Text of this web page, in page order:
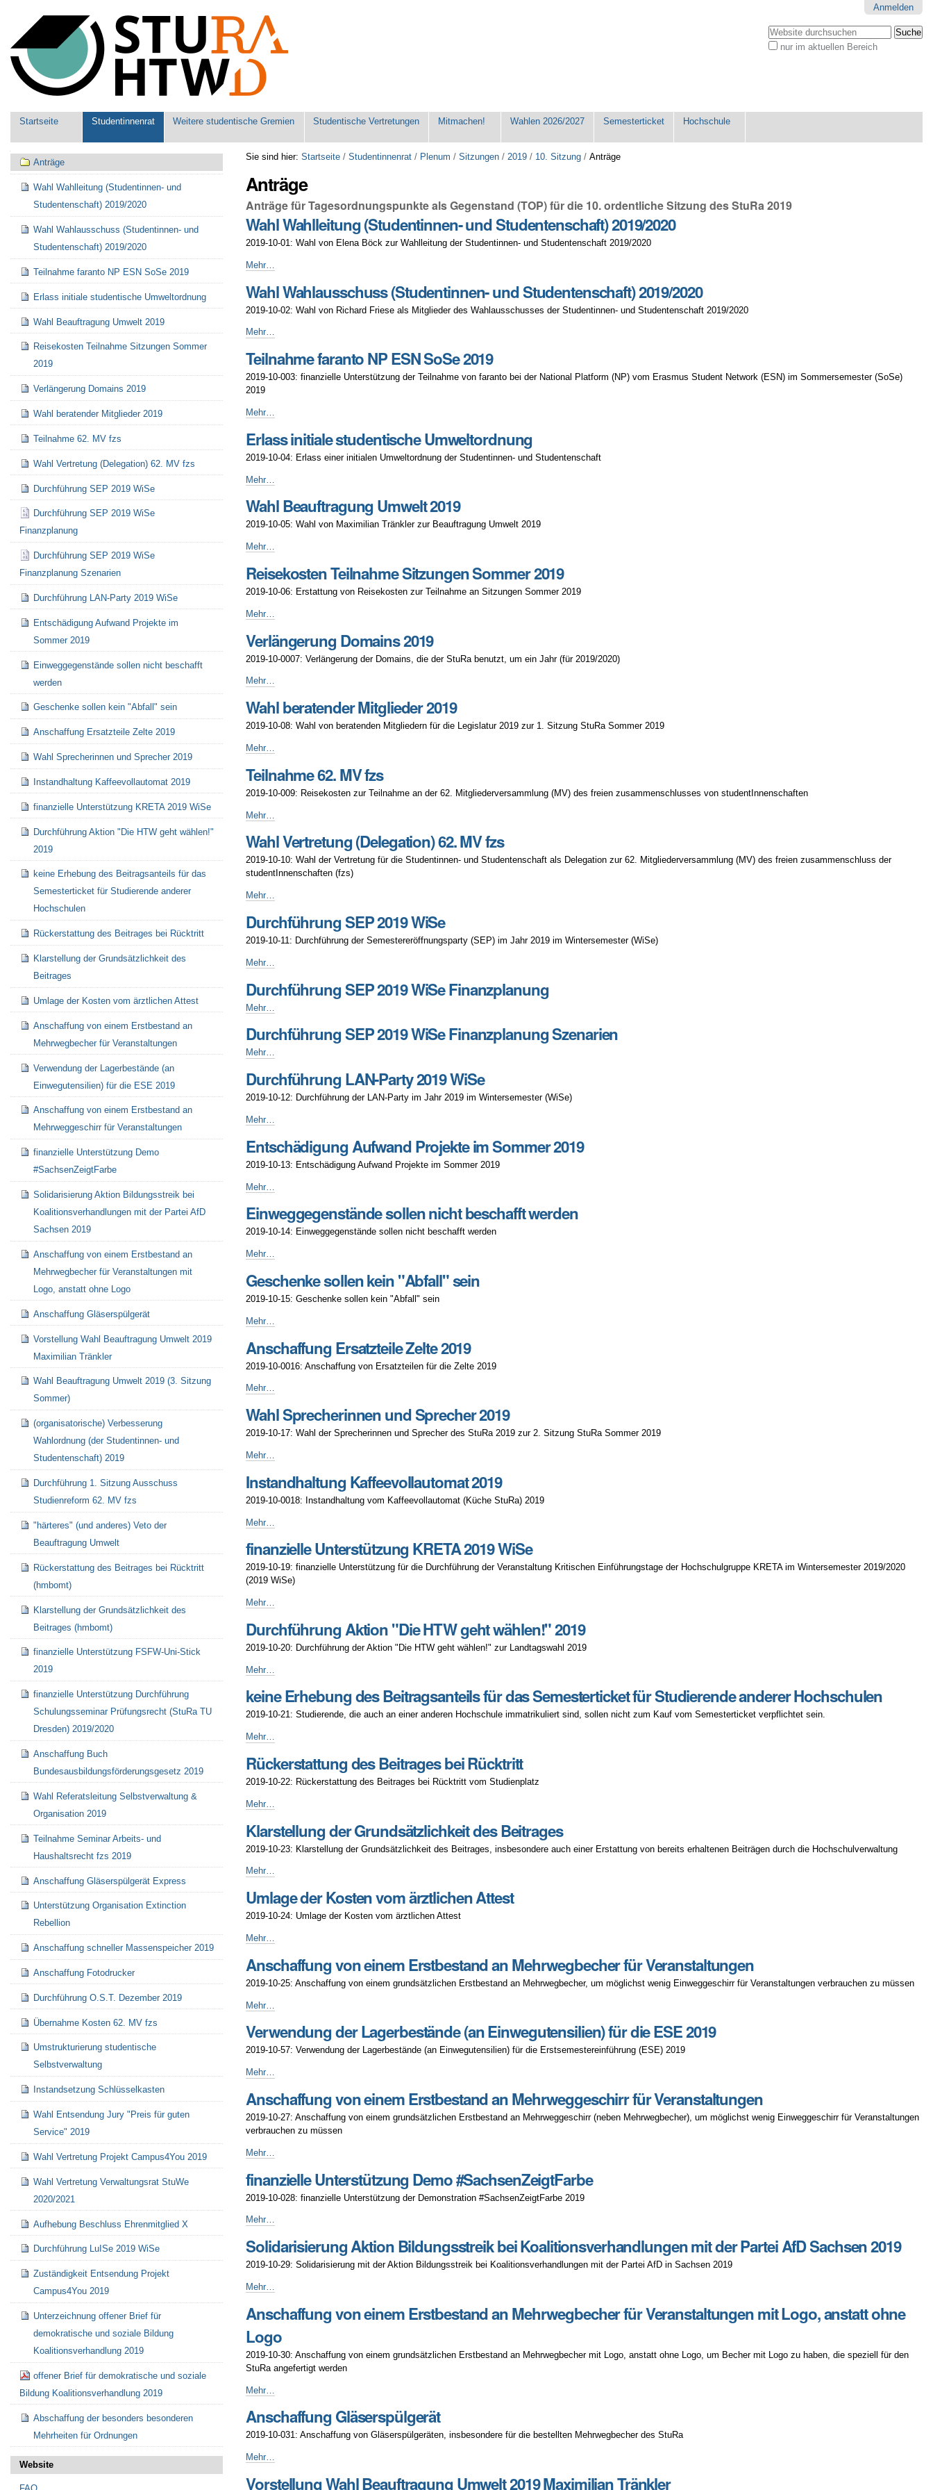
Werkzeuge
Anmelden
Website durchsuchen
nur im aktuellen Bereich
Sektionen
Startseite Studentinnenrat Weitere studentische Gremien Studentische Vertretungen Mitmachen! Wahlen 2026/2027 Semesterticket Hochschule
Sie sind hier: Startseite /Studentinnenrat / Plenum /Sitzungen /2019 / 10. Sitzung /Anträge
Anträge
Anträge für Tagesordnungspunkte als Gegenstand (TOP) für die 10. ordentliche Sitzung des StuRa 2019
Wahl Wahlleitung (Studentinnen- und Studentenschaft) 2019/2020
2019-10-01: Wahl von Elena Böck zur Wahlleitung der Studentinnen- und Studentenschaft 2019/2020
Wahl
(Studentinnen-
Studentenschaft)
2019/2020
Mehr…
Wahl Wahlausschuss (Studentinnen- und Studentenschaft) 2019/2020
2019-10-02: Wahl von Richard Friese als Mitglieder des Wahlausschusses der Studentinnen- und Studentenschaft 2019/2020
Wahl
(Studentinnen-
und
Studentenschaft)
-
Mehr…
Teilnahme faranto NP ESN SoSe 2019
2019-10-003: finanzielle Unterstützung der Teilnahme von faranto bei der National Platform (NP) vom Erasmus Student Network (ESN) im Sommersemester (SoSe)
2019
Teilnahme
NP
SoSe
2019
Mehr…
Erlass initiale studentische Umweltordnung
2019-10-04: Erlass einer initialen Umweltordnung der Studentinnen- und Studentenschaft
Erlass
studentische
Umweltordnung
Mehr…
Wahl Beauftragung Umwelt 2019
2019-10-05: Wahl von Maximilian Tränkler zur Beauftragung Umwelt 2019
Wahl
Umwelt
Mehr…
Reisekosten Teilnahme Sitzungen Sommer 2019
2019-10-06: Erstattung von Reisekosten zur Teilnahme an Sitzungen Sommer 2019
Reisekosten
Sitzungen
2019
-
Mehr…
Verlängerung Domains 2019
2019-10-0007: Verlängerung der Domains, die der StuRa benutzt, um ein Jahr (für 2019/2020)
Verlängerung
2019
-
Mehr…
Wahl beratender Mitglieder 2019
2019-10-08: Wahl von beratenden Mitgliedern für die Legislatur 2019 zur 1. Sitzung StuRa Sommer 2019
Wahl
Mitglieder
-
Mehr…
Teilnahme 62. MV fzs
2019-10-009: Reisekosten zur Teilnahme an der 62. Mitgliederversammlung (MV) des freien zusammenschlusses von studentInnenschaften
Teilnahme
MV
fzs
Mehr…
Wahl Vertretung (Delegation) 62. MV fzs
2019-10-10: Wahl der Vertretung für die Studentinnen- und Studentenschaft als Delegation zur 62. Mitgliederversammlung (MV) des freien zusammenschluss der
studentInnenschaften (fzs)
Wahl
(Delegation)
fzs
Mehr…
Durchführung SEP 2019 WiSe
2019-10-11: Durchführung der Semestereröffnungsparty (SEP) im Jahr 2019 im Wintersemester (WiSe)
Durchführung
2019
-
Mehr…
Durchführung SEP 2019 WiSe Finanzplanung
Durchführung
2019
WiSe
Finanzplanung
-
Mehr…
Durchführung SEP 2019 WiSe Finanzplanung Szenarien
Durchführung
2019
WiSe
Szenarien
Mehr…
Durchführung LAN-Party 2019 WiSe
2019-10-12: Durchführung der LAN-Party im Jahr 2019 im Wintersemester (WiSe)
Durchführung
Party
WiSe
-
Mehr…
Entschädigung Aufwand Projekte im Sommer 2019
2019-10-13: Entschädigung Aufwand Projekte im Sommer 2019
Entschädigung
Projekte
im
2019
Mehr…
Einweggegenstände sollen nicht beschafft werden
2019-10-14: Einweggegenstände sollen nicht beschafft werden
Einweggegenstände
nicht
-
Mehr…
Geschenke sollen kein "Abfall" sein
2019-10-15: Geschenke sollen kein "Abfall" sein
Geschenke
kein
sein
-
Mehr…
Anschaffung Ersatzteile Zelte 2019
2019-10-0016: Anschaffung von Ersatzteilen für die Zelte 2019
Anschaffung
Zelte
2019
Mehr…
Wahl Sprecherinnen und Sprecher 2019
2019-10-17: Wahl der Sprecherinnen und Sprecher des StuRa 2019 zur 2. Sitzung StuRa Sommer 2019
Wahl
und
2019
-
Mehr…
Instandhaltung Kaffeevollautomat 2019
2019-10-0018: Instandhaltung vom Kaffeevollautomat (Küche StuRa) 2019
Instandhaltung
2019
-
Mehr…
finanzielle Unterstützung KRETA 2019 WiSe
2019-10-19: finanzielle Unterstützung für die Durchführung der Veranstaltung Kritischen Einführungstage der Hochschulgruppe KRETA im Wintersemester 2019/2020
(2019 WiSe)
finanzielle
KRETA
-
Mehr…
Durchführung Aktion "Die HTW geht wählen!" 2019
2019-10-20: Durchführung der Aktion "Die HTW geht wählen!" zur Landtagswahl 2019
Durchführung
"Die
HTW
wählen!"
-
Mehr…
keine Erhebung des Beitragsanteils für das Semesterticket für Studierende anderer Hochschulen
2019-10-21: Studierende, die auch an einer anderen Hochschule immatrikuliert sind, sollen nicht zum Kauf vom Semesterticket verpflichtet sein.
keine
des
Beitragsanteils
das
für
anderer
Hochschulen
Mehr…
Rückerstattung des Beitrages bei Rücktritt
2019-10-22: Rückerstattung des Beitrages bei Rücktritt vom Studienplatz
Rückerstattung
Beitrages
Rücktritt
-
Mehr…
Klarstellung der Grundsätzlichkeit des Beitrages
2019-10-23: Klarstellung der Grundsätzlichkeit des Beitrages, insbesondere auch einer Erstattung von bereits erhaltenen Beiträgen durch die Hochschulverwaltung
Klarstellung
Grundsätzlichkeit
des
-
Mehr…
Umlage der Kosten vom ärztlichen Attest
2019-10-24: Umlage der Kosten vom ärztlichen Attest
Umlage
Kosten
Attest
Mehr…
Anschaffung von einem Erstbestand an Mehrwegbecher für Veranstaltungen
2019-10-25: Anschaffung von einem grundsätzlichen Erstbestand an Mehrwegbecher, um möglichst wenig Einweggeschirr für Veranstaltungen verbrauchen zu müssen
Anschaffung
einem
Erstbestand
Mehrwegbecher
Veranstaltungen
Mehr…
Verwendung der Lagerbestände (an Einwegutensilien) für die ESE 2019
2019-10-57: Verwendung der Lagerbestände (an Einwegutensilien) für die Erstsemestereinführung (ESE) 2019
Verwendung
Lagerbestände
die
2019
Mehr…
Anschaffung von einem Erstbestand an Mehrweggeschirr für Veranstaltungen
2019-10-27: Anschaffung von einem grundsätzlichen Erstbestand an Mehrweggeschirr (neben Mehrwegbecher), um möglichst wenig Einweggeschirr für Veranstaltungen
verbrauchen zu müssen
Anschaffung
einem
an
Mehrweggeschirr
Veranstaltungen
Mehr…
finanzielle Unterstützung Demo #SachsenZeigtFarbe
2019-10-028: finanzielle Unterstützung der Demonstration #SachsenZeigtFarbe 2019
finanzielle
Demo
#SachsenZeigtFarbe
Mehr…
Solidarisierung Aktion Bildungsstreik bei Koalitionsverhandlungen mit der Partei AfD Sachsen 2019
2019-10-29: Solidarisierung mit der Aktion Bildungsstreik bei Koalitionsverhandlungen mit der Partei AfD in Sachsen 2019
Solidarisierung
Bildungsstreik
Koalitionsverhandlungen
mit
der
AfD
2019
-
Mehr…
Anschaffung von einem Erstbestand an Mehrwegbecher für Veranstaltungen mit Logo, anstatt ohne
Logo
2019-10-30: Anschaffung von einem grundsätzlichen Erstbestand an Mehrwegbecher mit Logo, anstatt ohne Logo, um Becher mit Logo zu haben, die speziell für den
StuRa angefertigt werden
Anschaffung
einem
Erstbestand
Mehrwegbecher
Veranstaltungen
Mehr…
Anschaffung Gläserspülgerät
2019-10-031: Anschaffung von Gläserspülgeräten, insbesondere für die bestellten Mehrwegbecher des StuRa
Anschaffung
-
Mehr…
Vorstellung Wahl Beauftragung Umwelt 2019 Maximilian Tränkler
Navigation
Anträge
Wahl Wahlleitung (Studentinnen- und
Studentenschaft) 2019/2020
Wahl Wahlausschuss (Studentinnen- und
Studentenschaft) 2019/2020
Teilnahme faranto NP ESN SoSe 2019
Erlass initiale studentische Umweltordnung
Wahl Beauftragung Umwelt 2019
Reisekosten Teilnahme Sitzungen Sommer
2019
Verlängerung Domains 2019
Wahl beratender Mitglieder 2019
Teilnahme 62. MV fzs
Wahl Vertretung (Delegation) 62. MV fzs
Durchführung SEP 2019 WiSe
Durchführung SEP 2019 WiSe
Finanzplanung
Durchführung SEP 2019 WiSe
Finanzplanung Szenarien
Durchführung LAN-Party 2019 WiSe
Entschädigung Aufwand Projekte im
Sommer 2019
Einweggegenstände sollen nicht beschafft
werden
Geschenke sollen kein "Abfall" sein
Anschaffung Ersatzteile Zelte 2019
Wahl Sprecherinnen und Sprecher 2019
Instandhaltung Kaffeevollautomat 2019
finanzielle Unterstützung KRETA 2019 WiSe
Durchführung Aktion "Die HTW geht wählen!"
2019
keine Erhebung des Beitragsanteils für das
Semesterticket für Studierende anderer
Hochschulen
Rückerstattung des Beitrages bei Rücktritt
Klarstellung der Grundsätzlichkeit des
Beitrages
Umlage der Kosten vom ärztlichen Attest
Anschaffung von einem Erstbestand an
Mehrwegbecher für Veranstaltungen
Verwendung der Lagerbestände (an
Einwegutensilien) für die ESE 2019
Anschaffung von einem Erstbestand an
Mehrweggeschirr für Veranstaltungen
finanzielle Unterstützung Demo
#SachsenZeigtFarbe
Solidarisierung Aktion Bildungsstreik bei
Koalitionsverhandlungen mit der Partei AfD
Sachsen 2019
Anschaffung von einem Erstbestand an
Mehrwegbecher für Veranstaltungen mit
Logo, anstatt ohne Logo
Anschaffung Gläserspülgerät
Vorstellung Wahl Beauftragung Umwelt 2019
Maximilian Tränkler
Wahl Beauftragung Umwelt 2019 (3. Sitzung
Sommer)
(organisatorische) Verbesserung
Wahlordnung (der Studentinnen- und
Studentenschaft) 2019
Durchführung 1. Sitzung Ausschuss
Studienreform 62. MV fzs
"härteres" (und anderes) Veto der
Beauftragung Umwelt
Rückerstattung des Beitrages bei Rücktritt
(hmbomt)
Klarstellung der Grundsätzlichkeit des
Beitrages (hmbomt)
finanzielle Unterstützung FSFW-Uni-Stick
2019
finanzielle Unterstützung Durchführung
Schulungsseminar Prüfungsrecht (StuRa TU
Dresden) 2019/2020
Anschaffung Buch
Bundesausbildungsförderungsgesetz 2019
Wahl Referatsleitung Selbstverwaltung &
Organisation 2019
Teilnahme Seminar Arbeits- und
Haushaltsrecht fzs 2019
Anschaffung Gläserspülgerät Express
Unterstützung Organisation Extinction
Rebellion
Anschaffung schneller Massenspeicher 2019
Anschaffung Fotodrucker
Durchführung O.S.T. Dezember 2019
Übernahme Kosten 62. MV fzs
Umstrukturierung studentische
Selbstverwaltung
Instandsetzung Schlüsselkasten
Wahl Entsendung Jury "Preis für guten
Service" 2019
Wahl Vertretung Projekt Campus4You 2019
Wahl Vertretung Verwaltungsrat StuWe
2020/2021
Aufhebung Beschluss Ehrenmitglied X
Durchführung LuISe 2019 WiSe
Zuständigkeit Entsendung Projekt
Campus4You 2019
Unterzeichnung offener Brief für
demokratische und soziale Bildung
Koalitionsverhandlung 2019
offener Brief für demokratische und soziale
Bildung Koalitionsverhandlung 2019
Abschaffung der besonders besonderen
Mehrheiten für Ordnungen
Website